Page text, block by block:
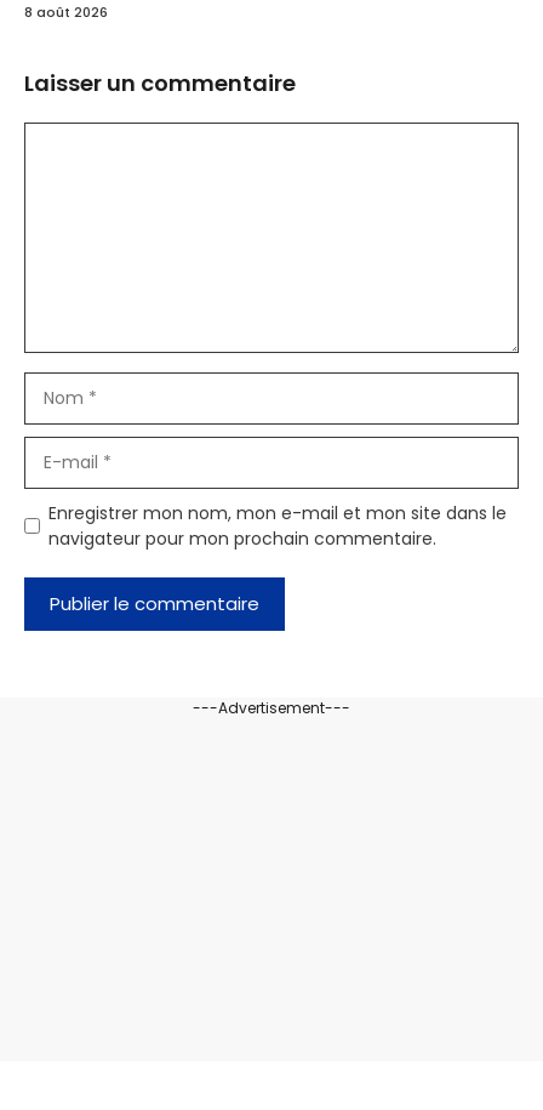
8 août 2026
Laisser un commentaire
mail
Enregistrer mon nom, mon e-mail et mon site dans le
navigateur pour mon prochain commentaire.
---Advertisement---